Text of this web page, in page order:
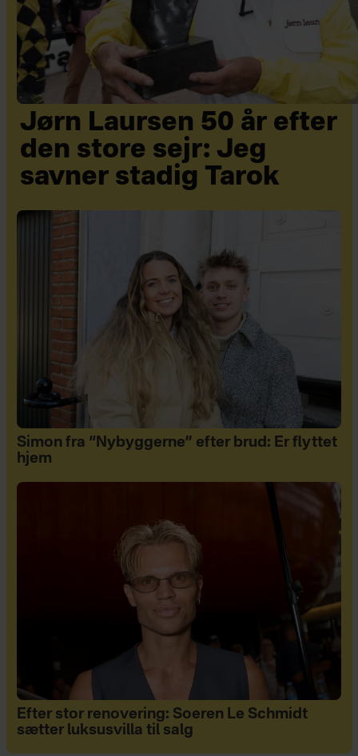
Jørn Laursen 50 år efter
den store sejr: Jeg
savner stadig Tarok
Simon fra “Nybyggerne” efter brud: Er flyttet
hjem
Efter stor renovering: Soeren Le Schmidt
sætter luksusvilla til salg